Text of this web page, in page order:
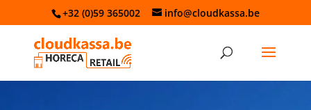
+32 (0)59 365002 info@cloudkassa.be